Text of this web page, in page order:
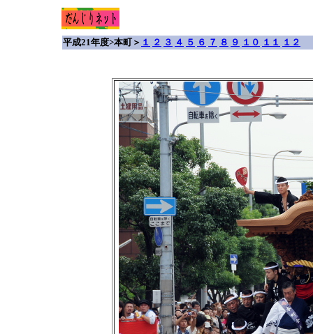
平成21年度>本町＞ １ ２ ３ ４ ５ ６ ７ ８ ９ １０ １１ １２